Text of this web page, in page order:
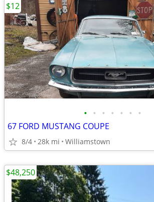
• • • • • • •
67 FORD MUSTANG COUPE
8/4 28k mi Williamstown
$12
$48,250